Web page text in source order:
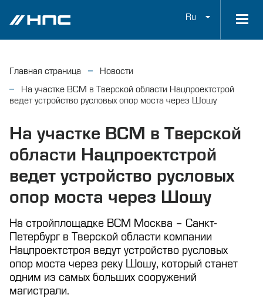
Ru
Главная страница
Новости
На участке ВСМ в Тверской области Нацпроектстрой
ведет устройство русловых опор моста через Шошу
На участке ВСМ в Тверской
области Нацпроектстрой
ведет устройство русловых
опор моста через Шошу
На стройплощадке ВСМ Москва – Санкт-
Петербург в Тверской области компании
Нацпроектстроя ведут устройство русловых
опор моста через реку Шошу, который станет
одним из самых больших сооружений
магистрали.